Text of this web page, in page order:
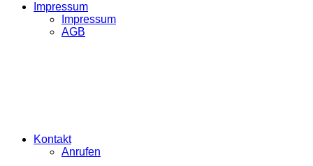
Impressum
Impressum
AGB
Kontakt
Anrufen